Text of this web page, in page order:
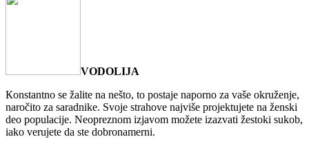
VODOLIJA
Кonstantno se žalite na nešto, to postaje naporno za vaše okruženje,
naročito za saradnike. Svoje strahove najviše projektujete na ženski
deo populacije. Neopreznom izjavom možete izazvati žestoki sukob,
iako verujete da ste dobronamerni.